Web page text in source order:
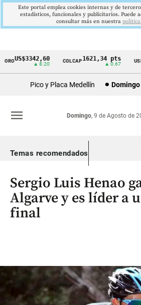
Cintillo
Colombia
US$3342,60
▲ 8.20
COLCAP1621,34 pts
▲ 0.67
USD/
Pico y Placa Medellín Domingo
Domingo, 9 de Agosto de
menu
Temas recomendados
Sergio Luis Henao
Algarve y es líder a
final
Este portal emplea cookies internas y de
estadísticos, funcionales y publicitarios. Puede
consultar más en nuestra